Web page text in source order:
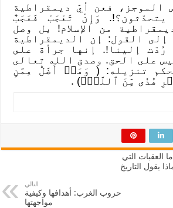
الموجز، فعن أيّ ديمقراطية
وَإِنْ تَعْجَبْ فَعَجَبٌ
من الإسلام! بل وصل
إلى القول: إن الديمقراطية
رُدّت إلينا!. إنها جرأة على
على الحق. وصدق الله تعالى
تنزيله: ( وَمَنۡ أَضَلُّ مِمَّنِ
هُدٗى مِّنَ ٱللَّهِۚ) .
العقبات التي
يقول التاريخ
التالي
حروب الغرب: أهدافها وكيفية
مواجهتها